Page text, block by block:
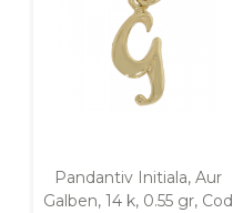
Pandantiv Initiala, Aur
Galben, 14 k, 0.55 gr, Cod